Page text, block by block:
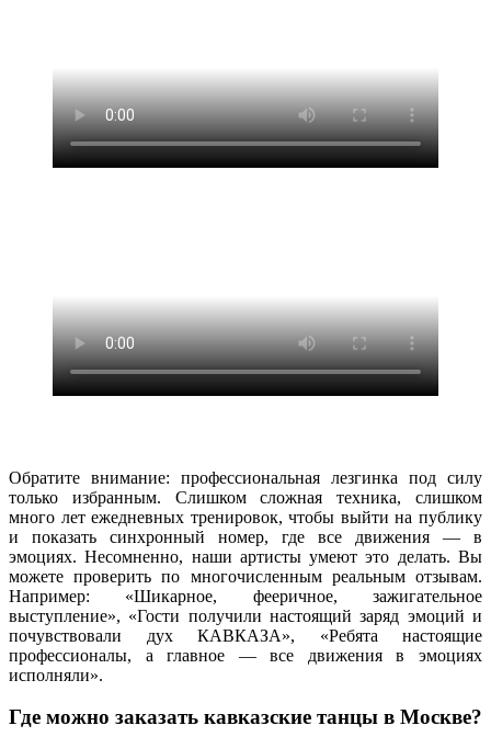
Обратите внимание: профессиональная лезгинка под силу
только избранным. Слишком сложная техника, слишком
много лет ежедневных тренировок, чтобы выйти на публику
и показать синхронный номер, где все движения — в
эмоциях. Несомненно, наши артисты умеют это делать. Вы
можете проверить по многочисленным реальным отзывам.
Например: «Шикарное, фееричное, зажигательное
выступление», «Гости получили настоящий заряд эмоций и
почувствовали дух КАВКАЗА», «Ребята настоящие
профессионалы, а главное — все движения в эмоциях
исполняли».
Где можно заказать кавказские танцы в Москве?